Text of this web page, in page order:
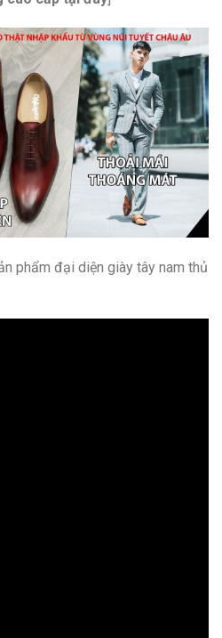
phẩm đại diện giày tây nam thủ